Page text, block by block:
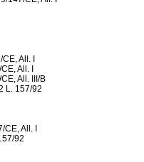
All. I
All. I
All. III/B
L. 157/92
All. I
92